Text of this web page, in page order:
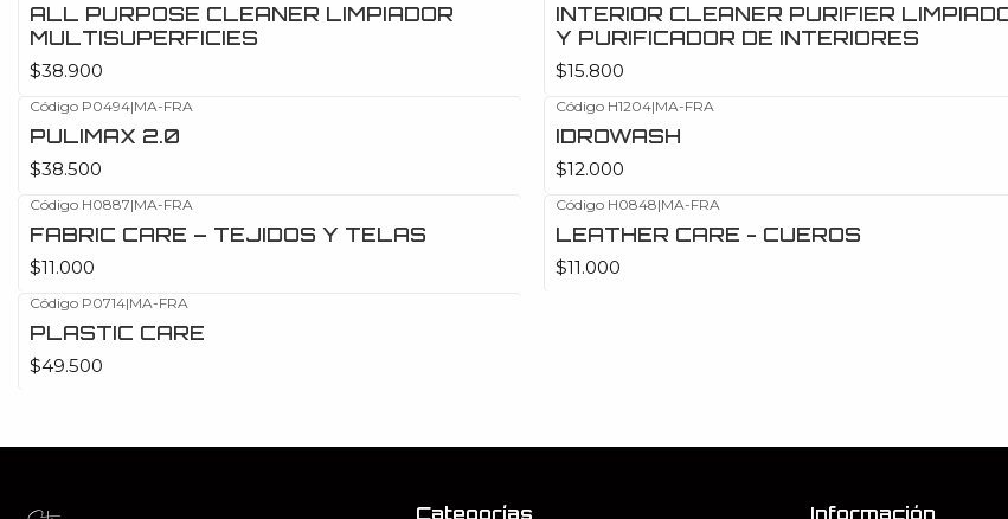
ALL PURPOSE CLEANER LIMPIADOR
MULTISUPERFICIES
$38.900
INTERIOR CLEANER PURIFIER
Y PURIFICADOR DE INTERIORES
$15.800
Código P0494|MA-FRA
PULIMAX 2.0
$38.500
Código H1204|MA-FRA
IDROWASH
$12.000
Código H0887|MA-FRA
FABRIC CARE – TEJIDOS Y TELAS
$11.000
Código H0848|MA-FRA
LEATHER CARE - CUEROS
$11.000
Código P0714|MA-FRA
PLASTIC CARE
$49.500
Categorías Información